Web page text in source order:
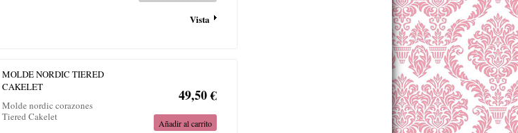
Vista
MOLDE NORDIC TIERED
CAKELET
Molde nordic corazones
Tiered Cakelet
49,50 €
Añadir al carrito